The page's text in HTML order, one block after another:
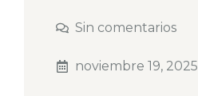
Sin comentarios
noviembre 19, 2025